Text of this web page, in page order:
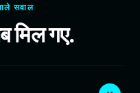
सवाल
मिल गए.